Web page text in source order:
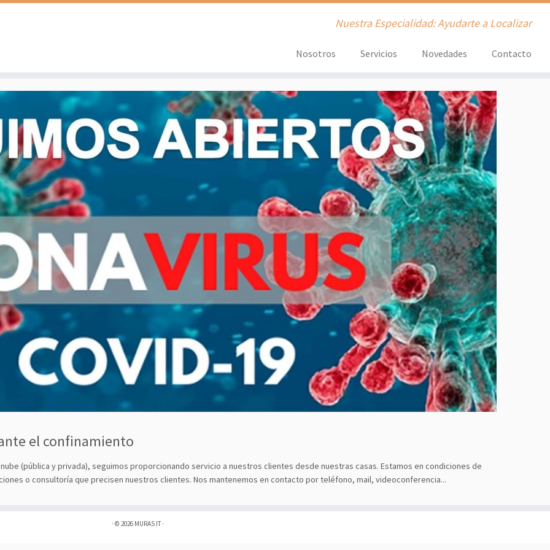
Nuestra Especialidad: Ayudarte a Localizar
Nosotros Servicios Novedades Contacto
el confinamiento
(pública y privada), seguimos proporcionando servicio a nuestros clientes desde nuestras casas. Estamos en condiciones de
o consultoría que precisen nuestros clientes. Nos mantenemos en contacto por teléfono, mail, videoconferencia...
· © 2026 MURAS IT·